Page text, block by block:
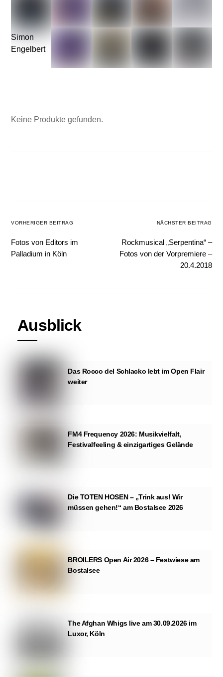
Simon
Engelbert
Keine Produkte gefunden.
VORHERIGER BEITRAG
Fotos von Editors im
Palladium in Köln
NÄCHSTER BEITRAG
Rockmusical „Serpentina“ –
Fotos von der Vorpremiere –
20.4.2018
Ausblick
Das Rocco del Schlacko lebt im Open Flair
weiter
FM4 Frequency 2026: Musikvielfalt,
Festivalfeeling & einzigartiges Gelände
Die TOTEN HOSEN – „Trink aus! Wir
müssen gehen!“ am Bostalsee 2026
BROILERS Open Air 2026 – Festwiese am
Bostalsee
The Afghan Whigs live am 30.09.2026 im
Luxor, Köln